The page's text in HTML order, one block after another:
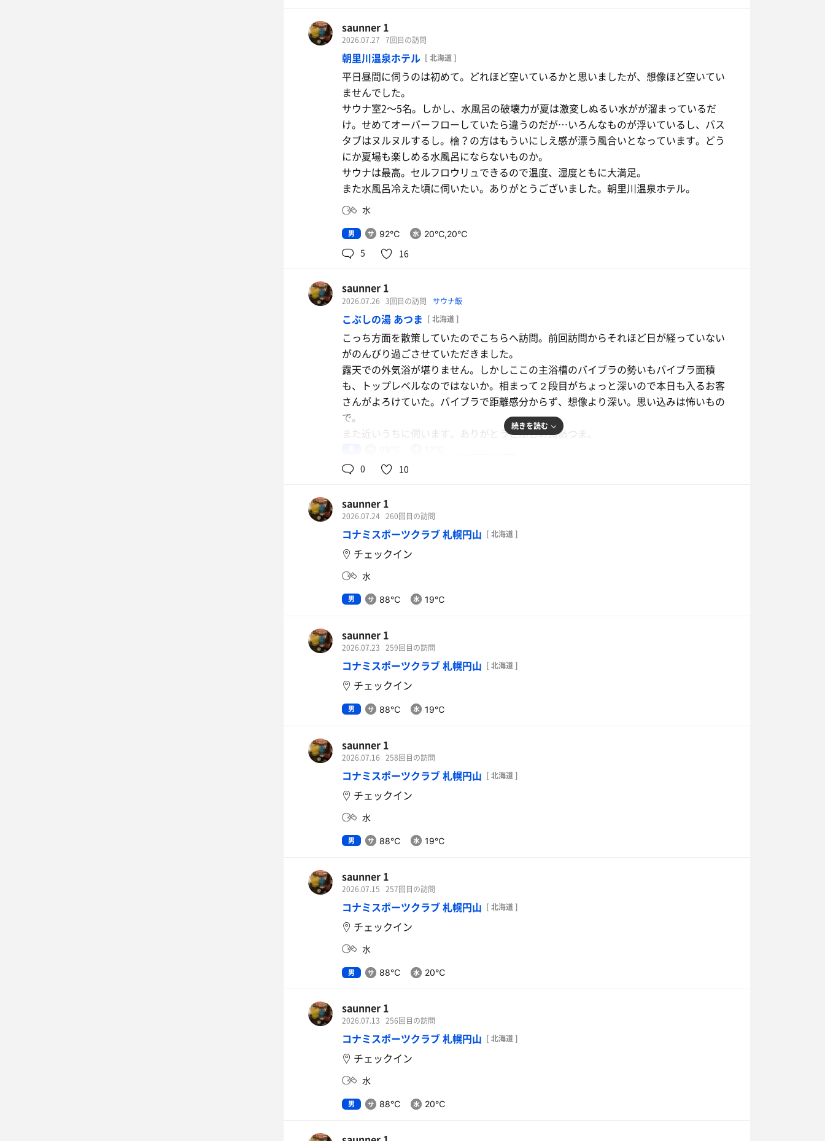
雨で露天は外気浴、露天はそこそこしか堪能できなかったが今度はゆっくりまた伺いま
す。
ありがとうございました。秩父別温泉ちっぷ・ゆう＆ゆ。
焼き鳥
美味しゅうございました。
生ビール
生ビール
saunner 1
2026.07.27 7回目の訪問
朝里川温泉ホテル [ 北海道 ]
平日昼間に伺うのは初めて。どれほど空いているかと思いましたが、想像ほど空いてい
ませんでした。
サウナ室2〜5名。しかし、水風呂の破壊力が夏は激変しぬるい水がが溜まっているだ
け。せめてオーバーフローしていたら違うのだが…いろんなものが浮いているし、バス
タブはヌルヌルするし。檜？の方はもういにしえ感が漂う風合いとなっています。どう
にか夏場も楽しめる水風呂にならないものか。
サウナは最高。セルフロウリュできるので温度、湿度ともに大満足。
また水風呂冷えた頃に伺いたい。ありがとうございました。朝里川温泉ホテル。
水
男 92℃ 20℃,20℃
5 16
saunner 1
2026.07.26 3回目の訪問 サウナ飯
こぶしの湯 あつま [ 北海道 ]
こっち方面を散策していたのでこちらへ訪問。前回訪問からそれほど日が経っていない
がのんびり過ごさせていただきました。
露天での外気浴が堪りません。しかしここの主浴槽のバイブラの勢いもバイブラ面積
も、トップレベルなのではないか。相まって２段目がちょっと深いので本日も入るお客
さんがよろけていた。バイブラで距離感分からず、想像より深い。思い込みは怖いもの
で。
また近いうちに伺います。ありがとうこぶしの湯あつま。
豚せいろそば（大盛）
水
続きを読む
0 10
saunner 1
2026.07.24 260回目の訪問
コナミスポーツクラブ 札幌円山 [ 北海道 ]
チェックイン
水
男 88℃ 19℃
saunner 1
2026.07.23 259回目の訪問
コナミスポーツクラブ 札幌円山 [ 北海道 ]
チェックイン
男 88℃ 19℃
saunner 1
2026.07.16 258回目の訪問
コナミスポーツクラブ 札幌円山 [ 北海道 ]
チェックイン
水
男 88℃ 19℃
saunner 1
2026.07.15 257回目の訪問
コナミスポーツクラブ 札幌円山 [ 北海道 ]
チェックイン
水
男 88℃ 20℃
saunner 1
2026.07.13 256回目の訪問
コナミスポーツクラブ 札幌円山 [ 北海道 ]
チェックイン
水
男 88℃ 20℃